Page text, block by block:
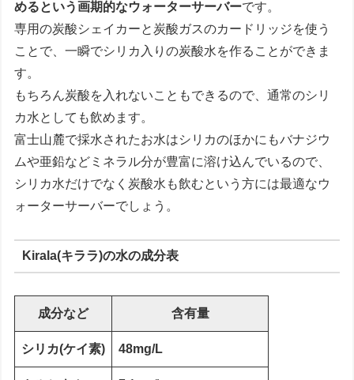
めるという画期的なウォーターサーバーです。
専用の炭酸シェイカーと炭酸ガスのカードリッジを使う
ことで、一瞬でシリカ入りの炭酸水を作ることができま
す。
もちろん炭酸を入れないこともできるので、通常のシリ
カ水としても飲めます。
富士山麓で採水されたお水はシリカのほかにもバナジウ
ムや亜鉛などミネラル分が豊富に溶け込んでいるので、
シリカ水だけでなく炭酸水も飲むという方には最適なウ
ォーターサーバーでしょう。
Kirala(キララ)の水の成分表
成分など 含有量
シリカ(ケイ素) 48mg/L